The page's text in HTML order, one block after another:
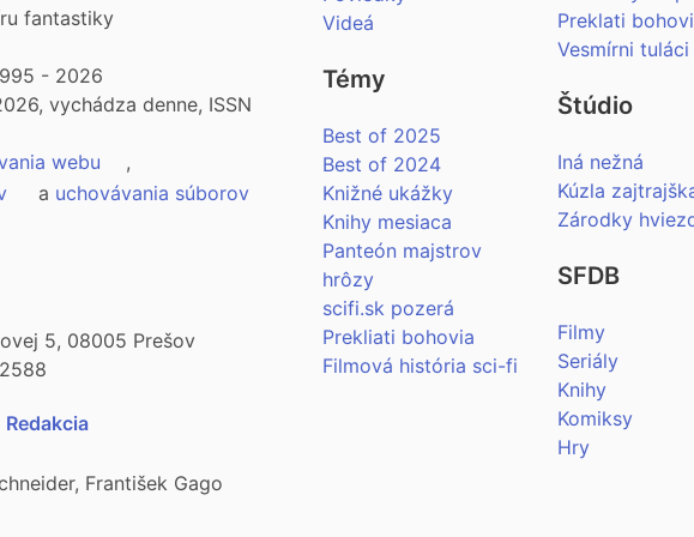
fantastiky
- 2026
vychádza denne, ISSN
webu
,
a uchovávania súborov
5, 08005 Prešov
Redakcia
František Gago
Videá
Témy
Best of 2025
Best of 2024
Knižné ukážky
Knihy mesiaca
Panteón majstrov
hrôzy
scifi.sk pozerá
Prekliati bohovia
Filmová história sci-fi
Preklati
Vesmírni tuláci
Štúdio
Iná nežná
Kúzla
Zárodky
SFDB
Filmy
Seriály
Knihy
Komiksy
Hry